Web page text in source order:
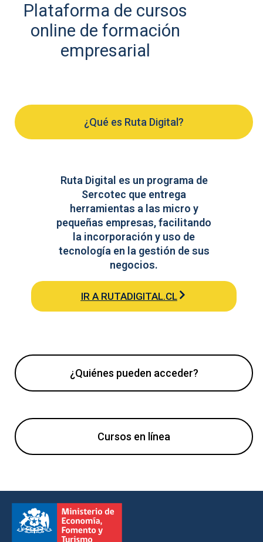
Plataforma de cursos
online de formación
empresarial
¿Qué es Ruta Digital?
¿Quiénes pueden acceder?
Cursos en línea
Ruta Digital es un programa de
Sercotec que entrega
herramientas a las micro y
pequeñas empresas, facilitando
la incorporación y uso de
tecnología en la gestión de sus
negocios.
IR A RUTADIGITAL.CL